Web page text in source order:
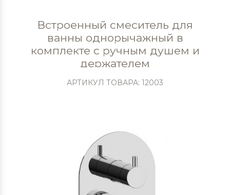
Встроенный смеситель для
ванны однорычажный в
комплекте с ручным душем и
держателем
АРТИКУЛ ТОВАРА: 12003